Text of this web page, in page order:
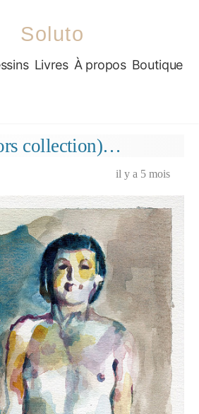
Soluto
Livres À propos Boutique
collection)…
il y a 5 mois